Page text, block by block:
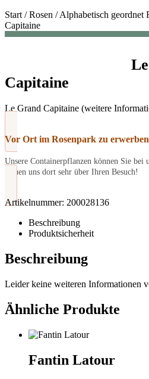
Start /Rosen /Alphabetisch geordnet
Capitaine
Capitaine
Le Grand Capitaine (weitere
Vor Ort im Rosenpark zu
Unsere Containerpflanzen können Sie bei
freuen uns dort sehr über Ihren Besuch!
Artikelnummer: 200028136
Beschreibung
Produktsicherheit
Beschreibung
Leider keine weiteren Informationen
Ähnliche Produkte
Fantin Latour